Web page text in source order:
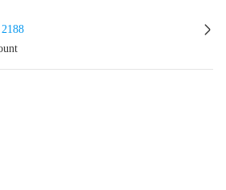
2188